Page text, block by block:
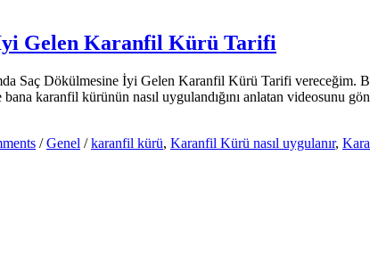
Gelen Karanfil Kürü Tarifi
Saç Dökülmesine İyi Gelen Karanfil Kürü Tarifi vereceğim.
karanfil kürünün nasıl uygulandığını anlatan videosunu
/ Genel / karanfil kürü, Karanfil Kürü nasıl uygulanır,